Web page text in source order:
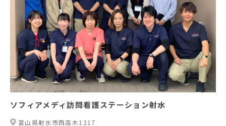
ソフィアメディ訪問看護ステーション射水
富山県射水市西高木1217